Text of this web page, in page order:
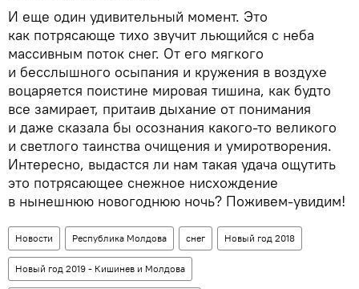
И еще один удивительный момент. Это
как потрясающе тихо звучит льющийся с неба
массивным поток снег. От его мягкого
и бесслышного осыпания и кружения в воздухе
воцаряется поистине мировая тишина, как будто
все замирает, притаив дыхание от понимания
и даже сказала бы осознания какого-то великого
и светлого таинства очищения и умиротворения.
Интересно, выдастся ли нам такая удача ощутить
это потрясающее снежное нисхождение
в нынешнюю новогоднюю ночь? Поживем-увидим!
Новости Республика Молдова снег Новый год 2018
Новый год 2019 - Кишинев и Молдова